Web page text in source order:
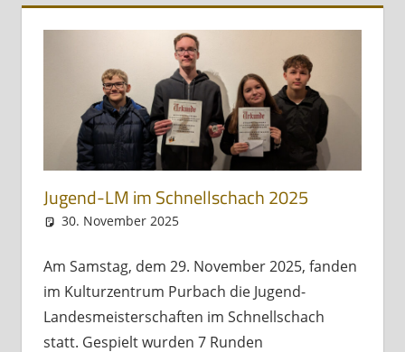
Jugend-LM im Schnellschach 2025
30. November 2025
Am Samstag, dem 29. November 2025, fanden
im Kulturzentrum Purbach die Jugend-
Landesmeisterschaften im Schnellschach
statt. Gespielt wurden 7 Runden